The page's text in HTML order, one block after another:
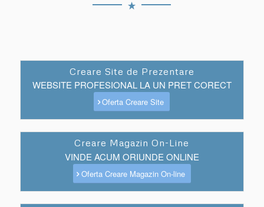
Creare Site de Prezentare
WEBSITE PROFESIONAL LA UN PRET CORECT
Oferta Creare Site
Creare Magazin On-Line
VINDE ACUM ORIUNDE ONLINE
Oferta Creare Magazin On-line